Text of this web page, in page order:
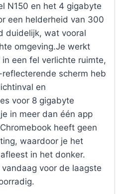
N150 en het 4 gigabyte
een helderheid van 300
duidelijk, wat vooral
omgeving.Je werkt
een fel verlichte ruimte,
scherm heb
en
voor 8 gigabyte
in meer dan één app
heeft geen
waardoor je het
in het donker.
voor de laagste